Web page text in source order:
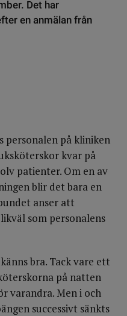
Det har
en anmälan från
personalen på kliniken
kvar på
patienter. Om en av
blir det bara en
anser att
som personalens
bra. Tack vare ett
på natten
varandra. Men i och
successivt sänkts